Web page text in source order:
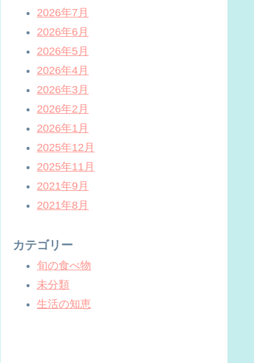
2026年7月
2026年6月
2026年5月
2026年4月
2026年3月
2026年2月
2026年1月
2025年12月
2025年11月
2021年9月
2021年8月
カテゴリー
旬の食べ物
未分類
生活の知恵